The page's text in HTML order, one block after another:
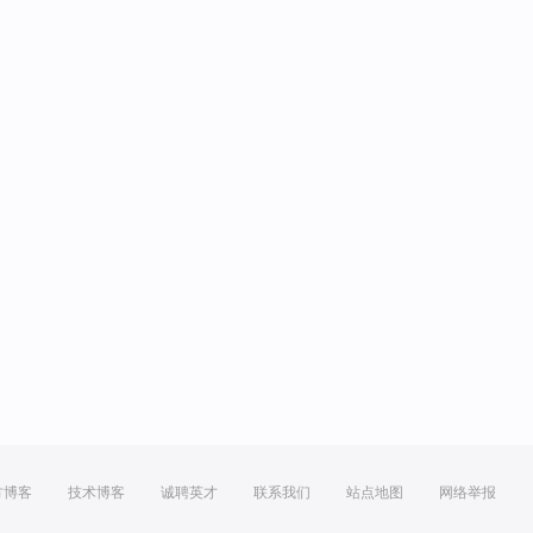
博客 技术博客 诚聘英才 联系我们 站点地图 网络举报